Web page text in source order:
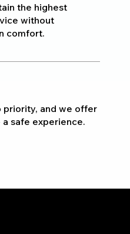
the highest
without
comfort.
priority, and we offer
safe experience.